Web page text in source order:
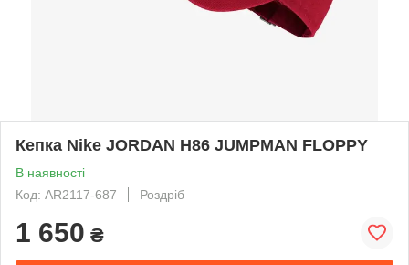
Кепка Nike JORDAN H86 JUMPMAN FLOPPY
В наявності
Код: AR2117-687
Роздріб
1 650 ₴